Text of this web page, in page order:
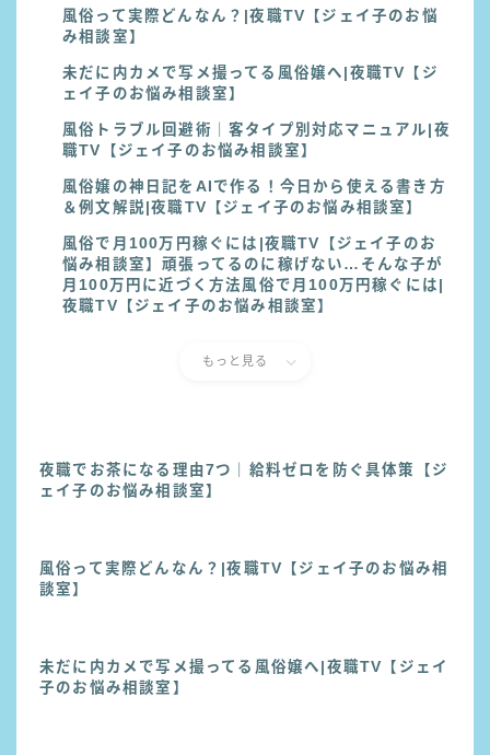
風俗って実際どんなん？|夜職TV【ジェイ子のお悩
み相談室】
未だに内カメで写メ撮ってる風俗嬢へ|夜職TV【ジ
ェイ子のお悩み相談室】
風俗トラブル回避術｜客タイプ別対応マニュアル|夜
職TV【ジェイ子のお悩み相談室】
風俗嬢の神日記をAIで作る！今日から使える書き方
＆例文解説|夜職TV【ジェイ子のお悩み相談室】
風俗で月100万円稼ぐには|夜職TV【ジェイ子のお
悩み相談室】頑張ってるのに稼げない…そんな子が
月100万円に近づく方法風俗で月100万円稼ぐには|
夜職TV【ジェイ子のお悩み相談室】
もっと見る
夜職でお茶になる理由7つ｜給料ゼロを防ぐ具体策【ジ
ェイ子のお悩み相談室】
風俗って実際どんなん？|夜職TV【ジェイ子のお悩み相
談室】
未だに内カメで写メ撮ってる風俗嬢へ|夜職TV【ジェイ
子のお悩み相談室】